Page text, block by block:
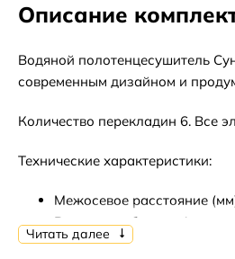
Описание
Водяной полотенцесушитель
современным дизайном и
Количество перекладин 6. Все
Технические характеристики:
Межосевое расстояние
Внешние габариты
Подключение: вертикальное.
Читать далее